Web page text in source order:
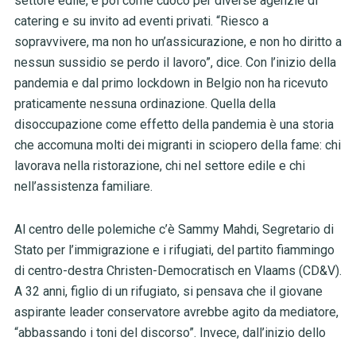
catering e su invito ad eventi privati. “Riesco a
sopravvivere, ma non ho un’assicurazione, e non ho diritto a
nessun sussidio se perdo il lavoro”, dice. Con l’inizio della
pandemia e dal primo lockdown in Belgio non ha ricevuto
praticamente nessuna ordinazione. Quella della
disoccupazione come effetto della pandemia è una storia
che accomuna molti dei migranti in sciopero della fame: chi
lavorava nella ristorazione, chi nel settore edile e chi
nell’assistenza familiare.
Al centro delle polemiche c’è Sammy Mahdi, Segretario di
Stato per l’immigrazione e i rifugiati, del partito fiammingo
di centro-destra Christen-Democratisch en Vlaams (CD&V).
A 32 anni, figlio di un rifugiato, si pensava che il giovane
aspirante leader conservatore avrebbe agito da mediatore,
“abbassando i toni del discorso”. Invece, dall’inizio dello